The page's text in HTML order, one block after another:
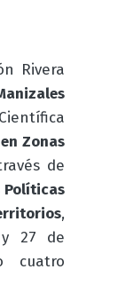
Rivera
Zonas
de
Políticas
,
27 de
cuatro